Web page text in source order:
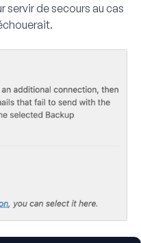
servir de secours au cas